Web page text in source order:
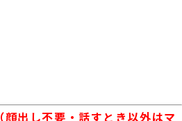
（顔出し不要・話すとき以外はマ